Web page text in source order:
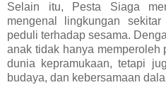
Selain itu, Pesta Siaga
mengenal lingkungan
peduli terhadap sesama.
anak tidak hanya memperoleh
dunia kepramukaan, tetapi
budaya, dan kebersamaan